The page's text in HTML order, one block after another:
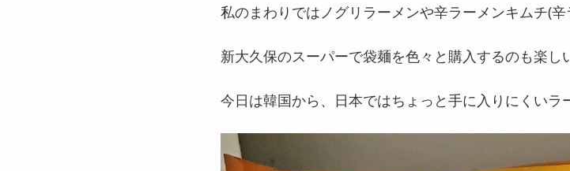
私のまわりではノグリラーメンや辛ラーメンキムチ(辛
新大久保のスーパーで袋麺を色々と購入するのも楽し
今日は韓国から、日本ではちょっと手に入りにくいラ